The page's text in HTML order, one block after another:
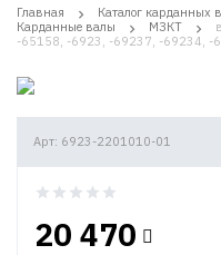
Главная
Каталог карданных
Карданные валы
МЗКТ
-65158, -6923, -69237, -69234, -
Арт: 6923-2201010-01
20 470